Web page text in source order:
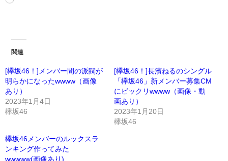
関連
[欅坂46！]メンバー間の派閥が
明らかになったwwww（画像
あり）
2023年1月4日
欅坂46
[欅坂46！]長濱ねるのシングル
「欅坂46」新メンバー募集CM
にビックリwwww（画像・動
画あり）
2023年1月20日
欅坂46
欅坂46メンバーのルックスラ
ンキング作ってみた
wwwww(画像あり)